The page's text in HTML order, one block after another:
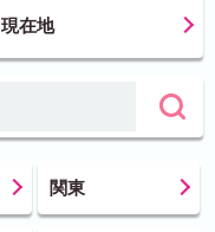
現在地
関東